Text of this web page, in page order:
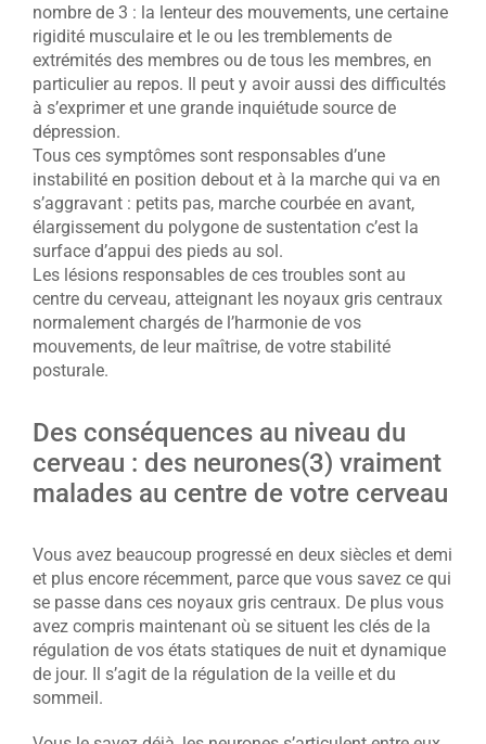
nombre de 3 : la lenteur des mouvements, une certaine
rigidité musculaire et le ou les tremblements de
extrémités des membres ou de tous les membres, en
particulier au repos. Il peut y avoir aussi des difficultés
à s’exprimer et une grande inquiétude source de
dépression.
Tous ces symptômes sont responsables d’une
instabilité en position debout et à la marche qui va en
s’aggravant : petits pas, marche courbée en avant,
élargissement du polygone de sustentation c’est la
surface d’appui des pieds au sol.
Les lésions responsables de ces troubles sont au
centre du cerveau, atteignant les noyaux gris centraux
normalement chargés de l’harmonie de vos
mouvements, de leur maîtrise, de votre stabilité
posturale.
Des conséquences au niveau du
cerveau : des neurones(3) vraiment
malades au centre de votre cerveau
Vous avez beaucoup progressé en deux siècles et demi
et plus encore récemment, parce que vous savez ce qui
se passe dans ces noyaux gris centraux. De plus vous
avez compris maintenant où se situent les clés de la
régulation de vos états statiques de nuit et dynamique
de jour. Il s’agit de la régulation de la veille et du
sommeil.